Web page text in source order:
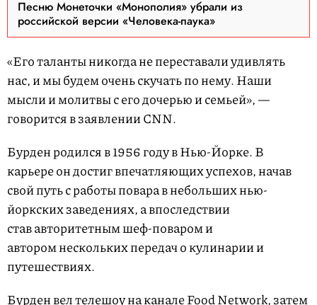
Песню Монеточки «Монополия» убрали из
российской версии «Человека-паука»
«Его таланты никогда не переставали удивлять
нас, и мы будем очень скучать по нему. Наши
мысли и молитвы с его дочерью и семьей», —
говорится в заявлении CNN.
Бурден родился в 1956 году в Нью-Йорке. В
карьере он достиг впечатляющих успехов, начав
свой путь с работы повара в небольших нью-
йоркских заведениях, а впоследствии
став авторитетным шеф-поваром и
автором нескольких передач о кулинарии и
путешествиях.
Бурден вел телешоу на канале Food Network, затем